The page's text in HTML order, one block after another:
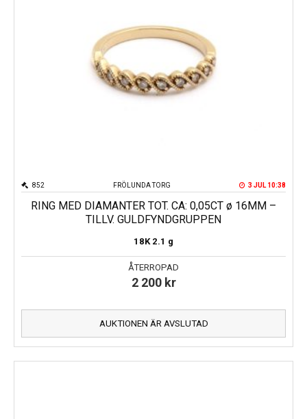
FRÖLUNDA TORG
852 3 JUL 10:38
RING MED DIAMANTER TOT. CA: 0,05CT ø 16MM –
TILLV. GULDFYNDGRUPPEN
18K 2.1 g
ÅTERROPAD
2 200 kr
AUKTIONEN ÄR AVSLUTAD